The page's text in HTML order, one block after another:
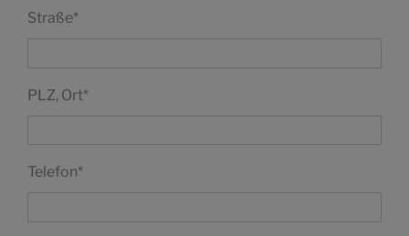
Straße*
PLZ, Ort*
Telefon*